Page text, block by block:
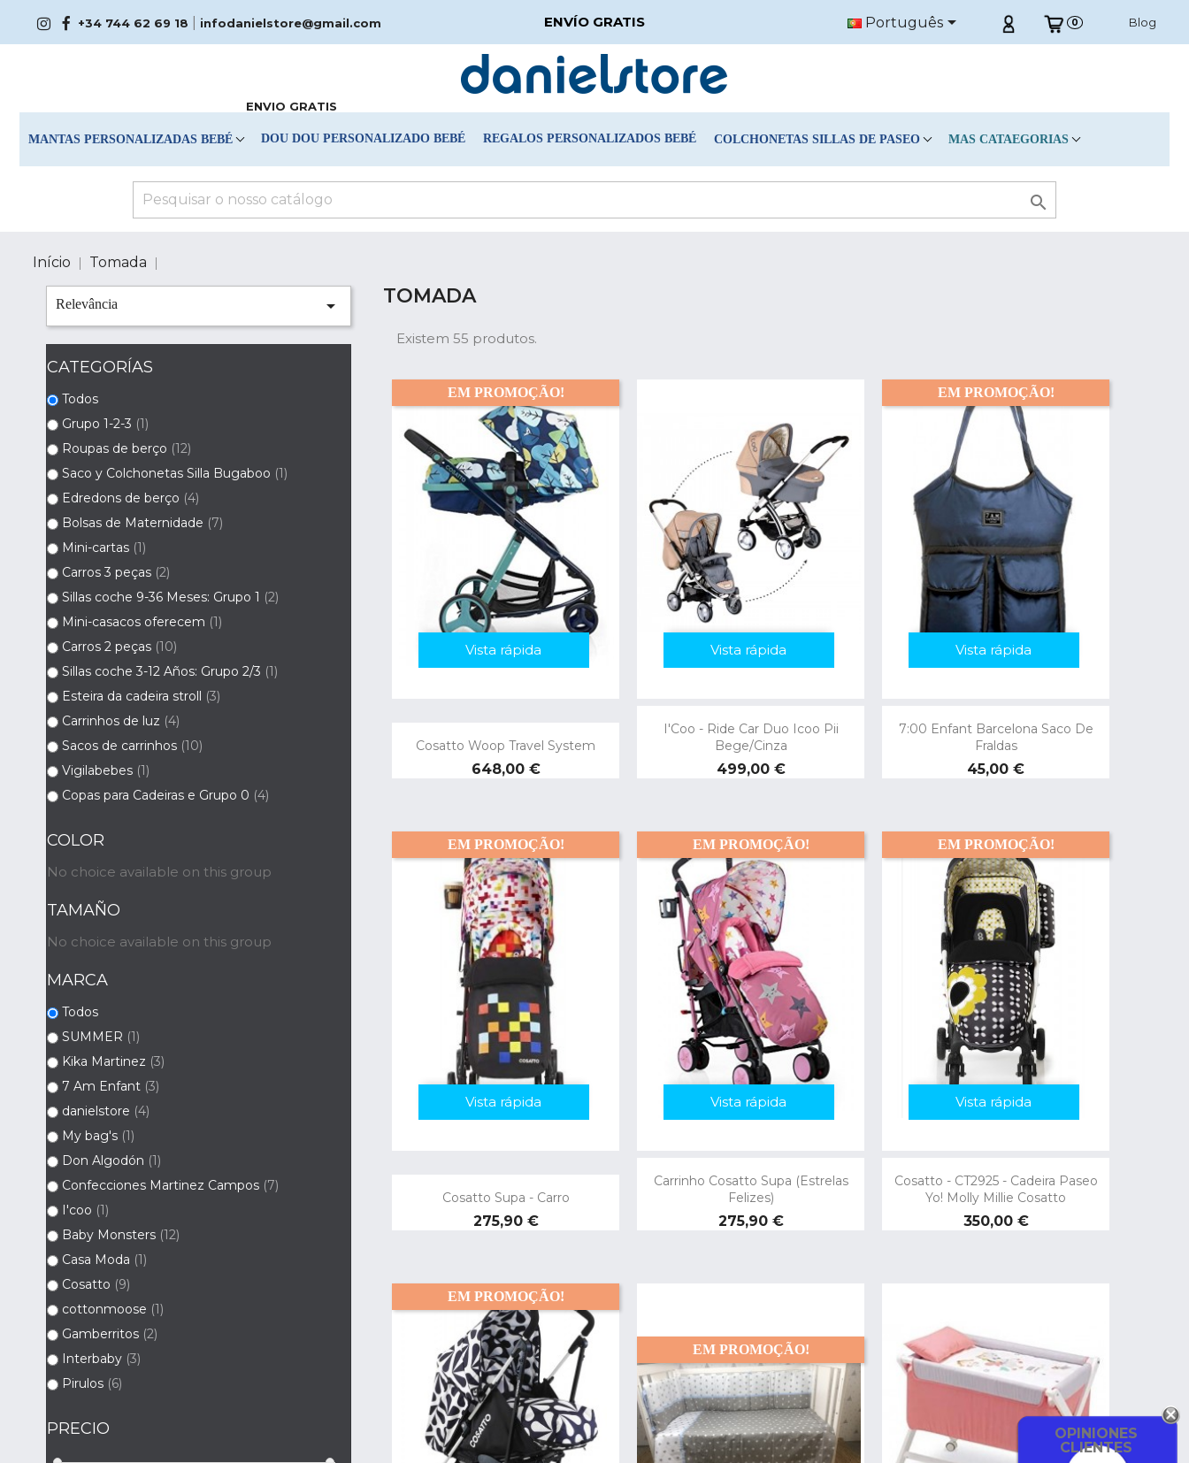
+34 744 62 69 18 infodanielstore@gmail.com ENVÍO GRATIS Português 0 Blog
ENVIO GRATIS
MANTAS PERSONALIZADAS BEBÉ DOU DOU PERSONALIZADO BEBÉ REGALOS PERSONALIZADOS BEBÉ COLCHONETAS SILLAS DE PASEO MAS CATAEGORIAS

Início Tomada
Relevância 
CATEGORÍAS
Todos
Grupo 1-2-3 (1)
Roupas de berço (12)
Saco y Colchonetas Silla Bugaboo (1)
Edredons de berço (4)
Bolsas de Maternidade (7)
Mini-cartas (1)
Carros 3 peças (2)
Sillas coche 9-36 Meses: Grupo 1 (2)
Mini-casacos oferecem (1)
Carros 2 peças (10)
Sillas coche 3-12 Años: Grupo 2/3 (1)
Esteira da cadeira stroll (3)
Carrinhos de luz (4)
Sacos de carrinhos (10)
Vigilabebes (1)
Copas para Cadeiras e Grupo 0 (4)
COLOR
No choice available on this group
TAMAÑO
No choice available on this group
MARCA
Todos
SUMMER (1)
Kika Martinez (3)
7 Am Enfant (3)
danielstore (4)
My bag's (1)
Don Algodón (1)
Confecciones Martinez Campos (7)
I'coo (1)
Baby Monsters (12)
Casa Moda (1)
Cosatto (9)
cottonmoose (1)
Gamberritos (2)
Interbaby (3)
Pirulos (6)
PRECIO
TOMADA
Existem 55 produtos.
Cosatto Woop Travel System
Preço
648,00 €
EM PROMOÇÃO!
Vista rápida
I'Coo - Ride Car Duo Icoo Pii
Bege/cinza
Preço
499,00 €
Vista rápida
7:00 Enfant Barcelona Saco De
Fraldas
Preço
45,00 €
EM PROMOÇÃO!
Vista rápida
Cosatto Supa - Carro
Preço
275,90 €
EM PROMOÇÃO!
Vista rápida
Carrinho Cosatto Supa (Estrelas
Felizes)
Preço
275,90 €
EM PROMOÇÃO!
Vista rápida
Cosatto - CT2925 - Cadeira Paseo
Yo! Molly Millie Cosatto
Preço
350,00 €
EM PROMOÇÃO!
Vista rápida
EM PROMOÇÃO!
EM PROMOÇÃO!
OPINIONES
CLIENTES